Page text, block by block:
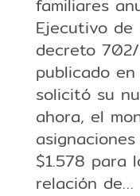
familiares
Ejecutivo de
decreto
publicado
solicitó su
ahora, el
$1.578 para
relación de…